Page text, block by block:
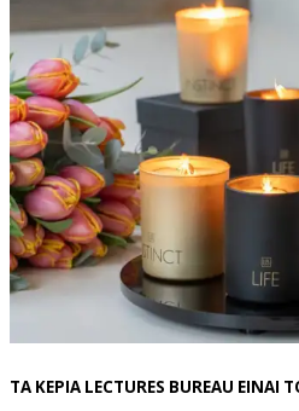
ΤΑ ΚΕΡΙΑ LECTURES BUREAU